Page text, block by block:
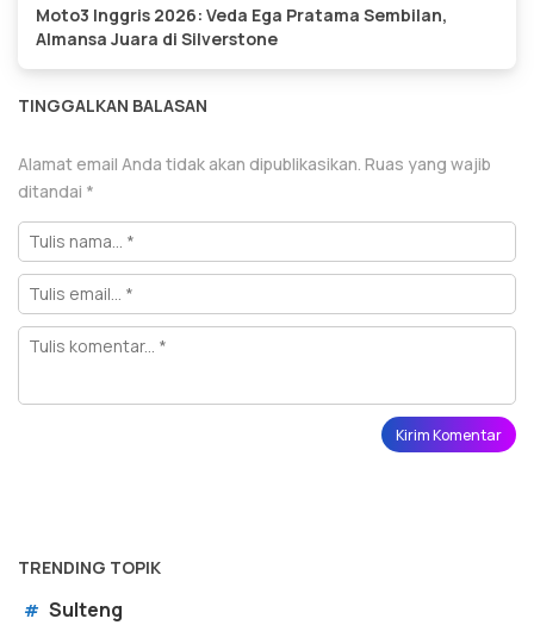
Moto3 Inggris 2026: Veda Ega Pratama Sembilan,
Almansa Juara di Silverstone
TINGGALKAN BALASAN
Alamat email Anda tidak akan dipublikasikan. Ruas yang wajib
ditandai *
TRENDING TOPIK
# Sulteng